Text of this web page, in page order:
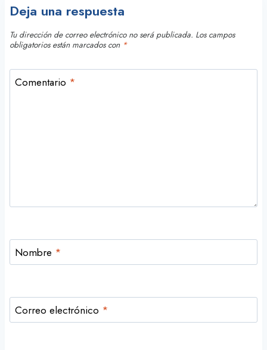
Deja una respuesta
Tu dirección de correo electrónico no será publicada. Los campos
obligatorios están marcados con *
Comentario *
Nombre *
Correo electrónico *